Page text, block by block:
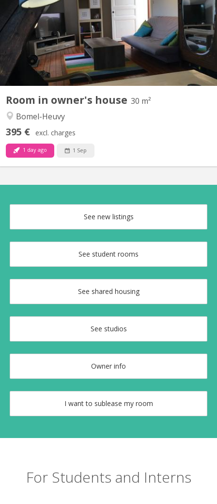
Room in owner's house 30 m²
Bomel-Heuvy
395 € excl. charges
1 day ago 1 Sep
Namur, à 5 min de la gare. 1 chambre de ± 30 m² à 475
euros/mois, charges et wifi compris. Cuisine équipée, WC et salle
de bains communs pour 2 koteurs. Jardin accessible. Etudiant non
fumeur, calme, sérieux et ne restant habituellement...
See new listings
See student rooms
See shared housing
See studios
Owner info
I want to sublease my room
For Students and Interns